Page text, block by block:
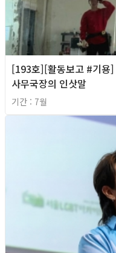
[193호][활동보고 #기용]
사무국장의 인삿말
기간 : 7월